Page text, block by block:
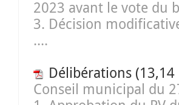
2023 avant le vote du
3. Décision
....
Délibérations (13,14
Conseil municipal du